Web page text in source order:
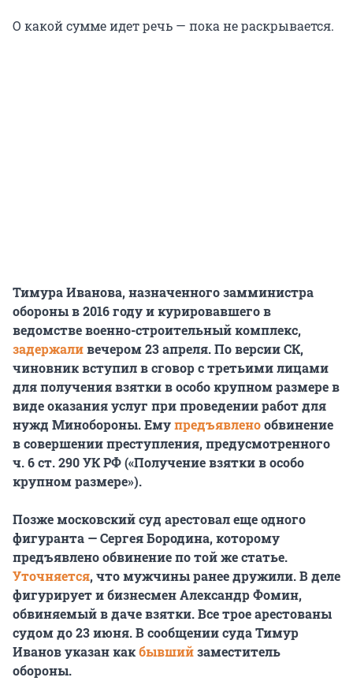
О какой сумме идет речь — пока не раскрывается.
Тимура Иванова, назначенного замминистра
обороны в 2016 году и курировавшего в
ведомстве военно-строительный комплекс,
задержаливечером 23 апреля. По версии СК,
чиновник вступил в сговор с третьими лицами
для получения взятки в особо крупном размере в
виде оказания услуг при проведении работ для
нужд Минобороны. Емупредъявленообвинение
в совершении преступления, предусмотренного
ч. 6 ст. 290 УК РФ («Получение взятки в особо
крупном размере»).
Позже московский суд арестовал еще одного
фигуранта — Сергея Бородина, которому
предъявлено обвинение по той же статье.
Уточняется, что мужчины ранее дружили. В деле
фигурирует и бизнесмен Александр Фомин,
обвиняемый в даче взятки. Все трое арестованы
судом до 23 июня. В сообщении суда Тимур
Иванов указан какбывшийзаместитель
обороны.